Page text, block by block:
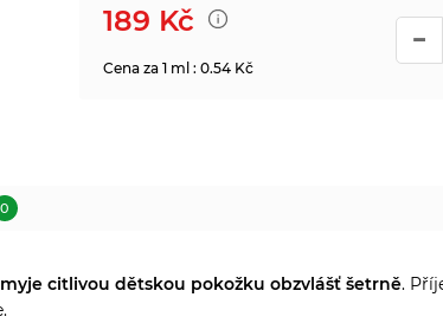
189 Kč
Cena za 1 ml : 0.54 Kč
0
myje citlivou dětskou pokožku obzvlášť šetrně.